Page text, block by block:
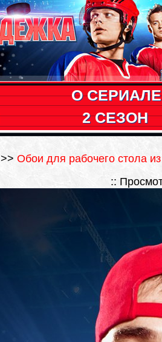
О СЕРИАЛЕ
2 СЕЗОН
>> Обои для рабочего стола
::